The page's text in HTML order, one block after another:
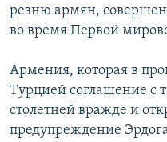
резню армян,
во время Первой
Армения, которая в
Турцией соглашение с
столетней вражде и
предупреждение